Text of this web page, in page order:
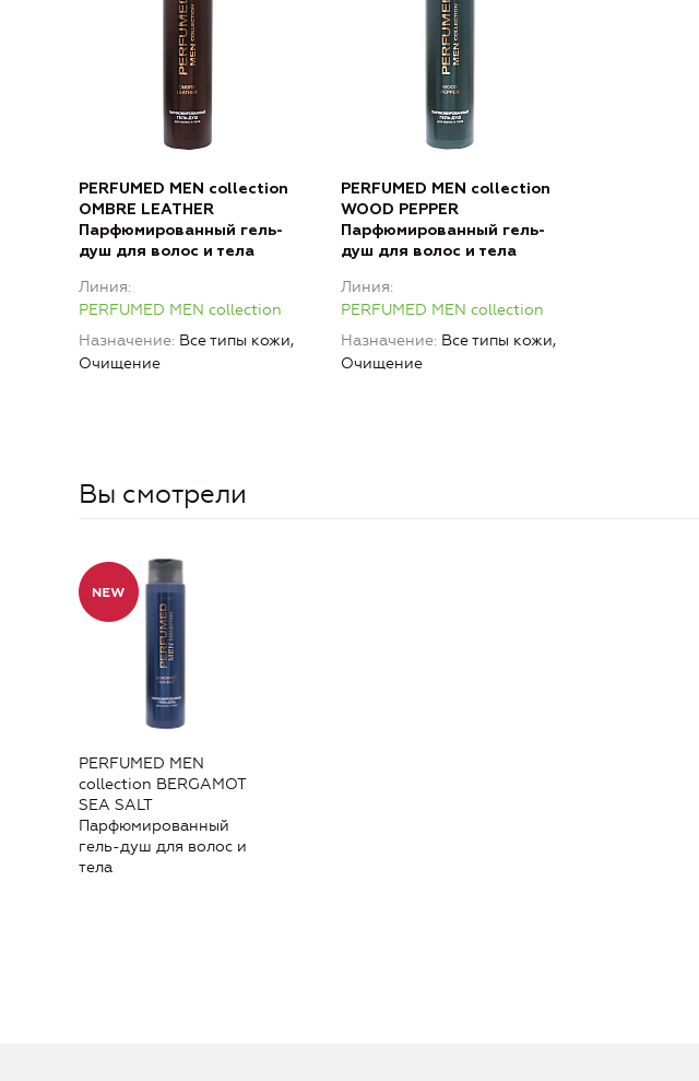
PERFUMED MEN collection
OMBRE LEATHER
Парфюмированный гель-
душ для волос и тела
Линия
PERFUMED MEN collection
Назначение Все типы кожи,
Очищение
PERFUMED MEN collection
WOOD PEPPER
Парфюмированный гель-
душ для волос и тела
Линия
PERFUMED MEN collection
Назначение Все типы кожи,
Очищение
Вы смотрели
PERFUMED MEN
collection BERGAMOT
SEA SALT
Парфюмированный
гель-душ для волос и
тела